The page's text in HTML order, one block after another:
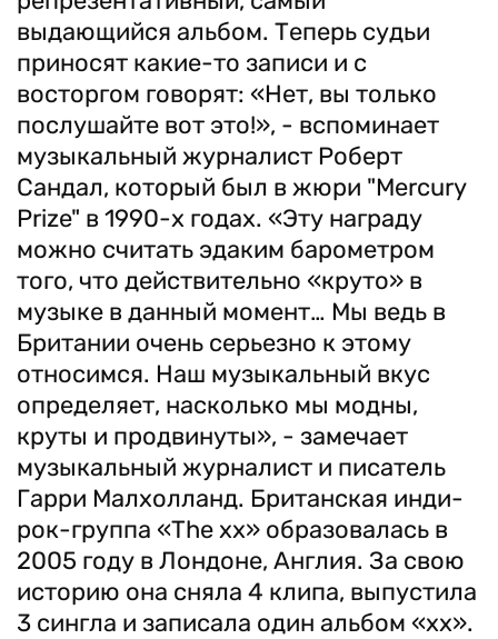
выдающийся альбом. Теперь судьи
приносят какие-то записи и с
восторгом говорят: «Нет, вы только
послушайте вот это!», - вспоминает
музыкальный журналист Роберт
Сандал, который был в жюри "Mercury
Prize" в 1990-х годах. «Эту награду
можно считать эдаким барометром
того, что действительно «круто» в
музыке в данный момент… Мы ведь в
Британии очень серьезно к этому
относимся. Наш музыкальный вкус
определяет, насколько мы модны,
круты и продвинуты», - замечает
музыкальный журналист и писатель
Гарри Малхолланд. Британская инди-
рок-группа «The xx» образовалась в
2005 году в Лондоне, Англия. За свою
историю она сняла 4 клипа, выпустила
3 сингла и записала один альбом «хх».